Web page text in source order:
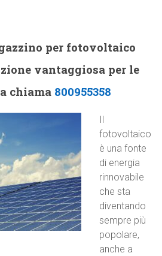
per fotovoltaico
vantaggiosa per le
chiama 800955358
fotovoltaico
è una fonte
di energia
rinnovabile
che sta
diventando
sempre più
popolare,
anche a